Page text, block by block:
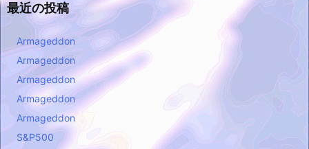
最近の投稿
Armageddon
Armageddon
Armageddon
Armageddon
Armageddon
S&P500